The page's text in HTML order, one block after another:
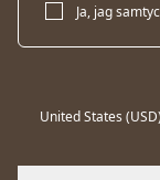
Ja, jag